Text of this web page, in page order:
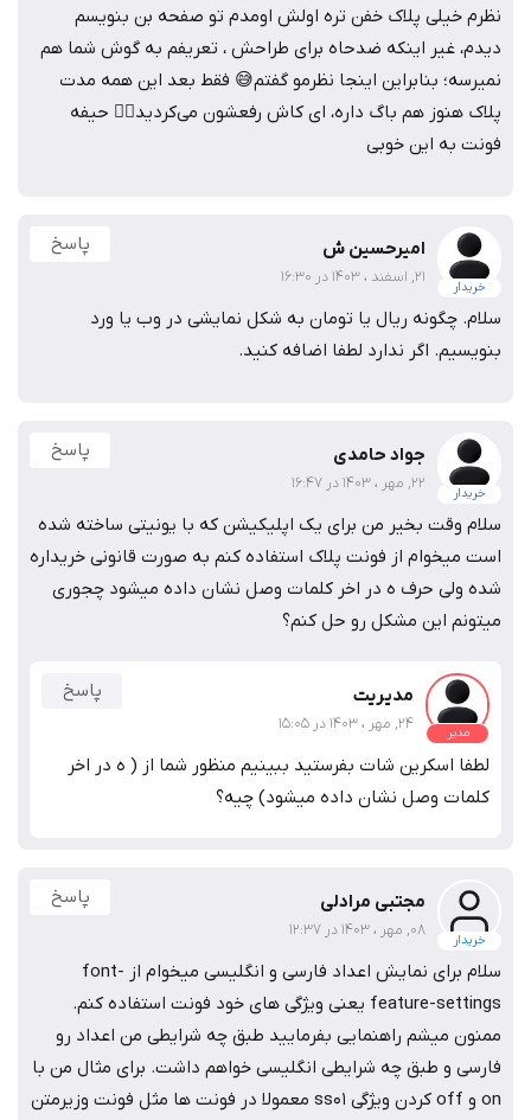
نظرم خیلی پلاک خفن تره اولش اومدم تو صفحه بن بنویسم
دیدم، غیر اینکه ضدحاه برای طراحش ، تعریفم به گوش شما هم
نمیرسه؛ بنابراین اینجا نظرمو گفتم😅 فقط بعد این همه مدت
پلاک هنوز هم باگ داره، ای کاش رفعشون می‌کردید😶‍🌫️ حیفه
فونت به این خوبی
خریدار
امیرحسین ش
21, اسفند ، 1403 در 16:30
پاسخ
سلام. چگونه ریال یا تومان به شکل نمایشی در وب یا ورد
بنویسیم. اگر ندارد لطفا اضافه کنید.
خریدار
جواد حامدی
22, مهر ، 1403 در 16:47
پاسخ
سلام وقت بخیر من برای یک اپلیکیشن که با یونیتی ساخته شده
است میخوام از فونت پلاک استفاده کنم به صورت قانونی خریداره
شده ولی حرف ه در اخر کلمات وصل نشان داده میشود چجوری
میتونم این مشکل رو حل کنم؟
مدیر
مدیریت
24, مهر ، 1403 در 15:05
پاسخ
لطفا اسکرین شات بفرستید ببینیم منظور شما از ( ه در اخر
کلمات وصل نشان داده میشود) چیه؟
خریدار
مجتبی مرادلی
08, مهر ، 1403 در 12:37
پاسخ
سلام برای نمایش اعداد فارسی و انگلیسی میخوام از font-
feature-settings یعنی ویژگی های خود فونت استفاده کنم.
ممنون میشم راهنمایی بفرمایید طبق چه شرایطی من اعداد رو
فارسی و طبق چه شرایطی انگلیسی خواهم داشت. برای مثال من با
on و off کردن ویژگی ss01 معمولا در فونت ها مثل فونت وزیرمتن